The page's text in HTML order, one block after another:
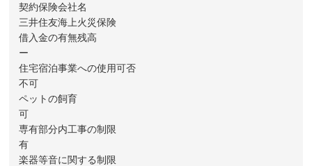
契約保険会社名
三井住友海上火災保険
借入金の有無残高
ー
住宅宿泊事業への使用可否
不可
ペットの飼育
可
専有部分内工事の制限
有
楽器等音に関する制限